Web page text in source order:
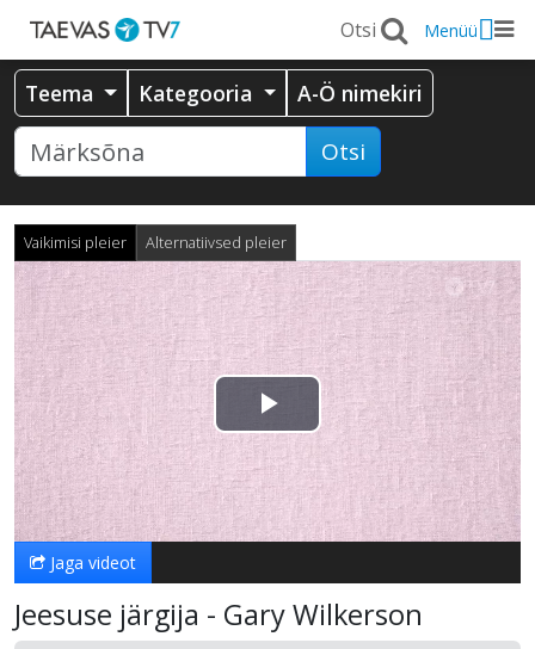
Menüü
Teema Kategooria A-Ö nimekiri
Otsi
Vaikimisi pleier Alternatiivsed pleier
Esita
video
Jaga videot
Jeesuse järgija - Gary Wilkerson